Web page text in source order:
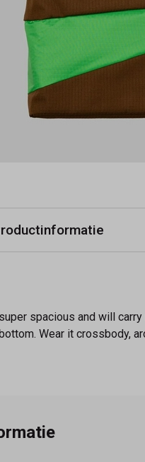
spacious and will
Wear it crossbody,